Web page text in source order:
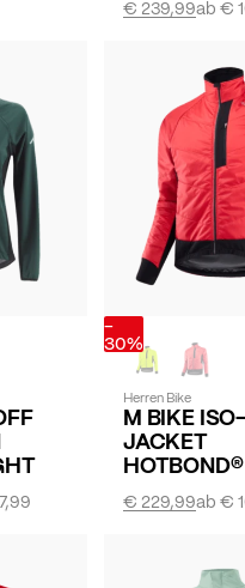
ab€
€ 239,99
-
30%
Herren Bike
M BIKE ISO-
JACKET
ab€
€ 229,99